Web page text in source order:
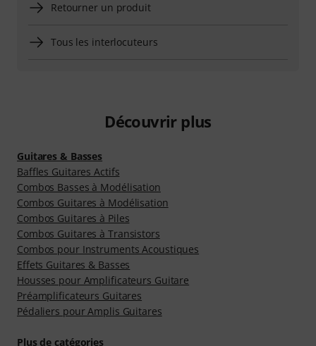
Retourner un produit
Tous les interlocuteurs
Découvrir plus
Guitares & Basses
Baffles Guitares Actifs
Combos Basses à Modélisation
Combos Guitares à Modélisation
Combos Guitares à Piles
Combos Guitares à Transistors
Combos pour Instruments Acoustiques
Effets Guitares & Basses
Housses pour Amplificateurs Guitare
Préamplificateurs Guitares
Pédaliers pour Amplis Guitares
Plus de catégories